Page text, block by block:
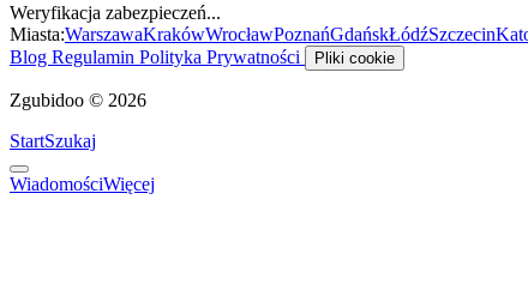
Weryfikacja zabezpieczeń...
Miasta:WarszawaKrakówWrocławPoznańGdańskŁódźSzczecin
Blog Regulamin Polityka Prywatności Pliki cookie
Zgubidoo © 2026
StartSzukaj
WiadomościWięcej